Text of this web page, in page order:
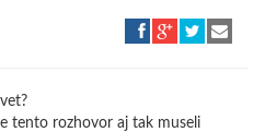
tento rozhovor aj tak museli